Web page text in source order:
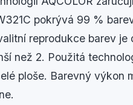
pokrývá 99 %
reprodukce barev je
než 2. Použitá
ploše. Barevný výkon